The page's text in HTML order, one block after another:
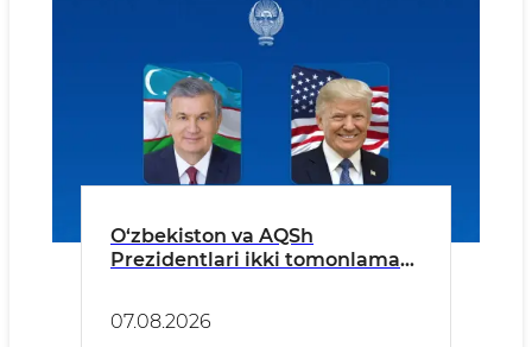
O‘zbekiston va AQSh
Prezidentlari ikki tomonlama
muhokama qildilar
07.08.2026